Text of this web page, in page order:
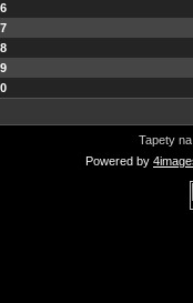
Tapety
Powered by